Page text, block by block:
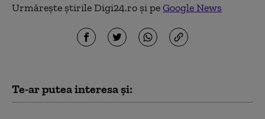
Urmărește știrile Digi24.ro și peGoogle News
Te-ar putea interesa și: